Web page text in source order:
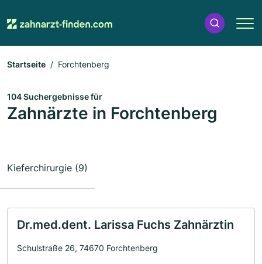
Startseite Forchtenberg
104 Suchergebnisse für
Zahnärzte in Forchtenberg
Kieferchirurgie (9)
Dr.med.dent. Larissa Fuchs Zahnärztin
Schulstraße 26, 74670 Forchtenberg